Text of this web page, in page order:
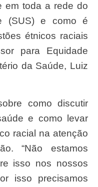
em toda a rede do
(SUS) e como é
étnicos raciais
para Equidade
da Saúde, Luiz
e como levar
racial na atenção
“Não estamos
isso nos nossos
isso precisamos